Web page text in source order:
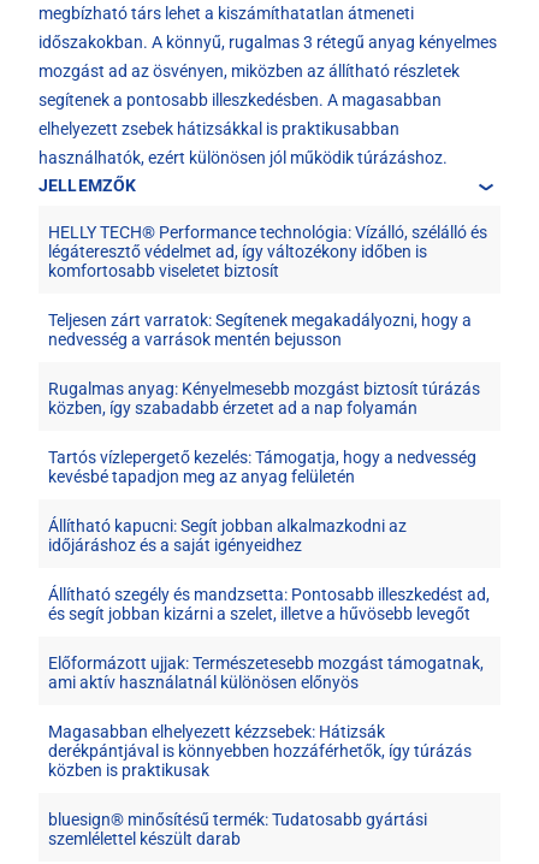
megbízható társ lehet a kiszámíthatatlan átmeneti
időszakokban. A könnyű, rugalmas 3 rétegű anyag kényelmes
mozgást ad az ösvényen, miközben az állítható részletek
segítenek a pontosabb illeszkedésben. A magasabban
elhelyezett zsebek hátizsákkal is praktikusabban
használhatók, ezért különösen jól működik túrázáshoz.
JELLEMZŐK
HELLY TECH® Performance technológia: Vízálló, szélálló és
légáteresztő védelmet ad, így változékony időben is
komfortosabb viseletet biztosít
Teljesen zárt varratok: Segítenek megakadályozni, hogy a
nedvesség a varrások mentén bejusson
Rugalmas anyag: Kényelmesebb mozgást biztosít túrázás
közben, így szabadabb érzetet ad a nap folyamán
Tartós vízlepergető kezelés: Támogatja, hogy a nedvesség
kevésbé tapadjon meg az anyag felületén
Állítható kapucni: Segít jobban alkalmazkodni az
időjáráshoz és a saját igényeidhez
Állítható szegély és mandzsetta: Pontosabb illeszkedést ad,
és segít jobban kizárni a szelet, illetve a hűvösebb levegőt
Előformázott ujjak: Természetesebb mozgást támogatnak,
ami aktív használatnál különösen előnyös
Magasabban elhelyezett kézzsebek: Hátizsák
derékpántjával is könnyebben hozzáférhetők, így túrázás
közben is praktikusak
bluesign® minősítésű termék: Tudatosabb gyártási
szemlélettel készült darab